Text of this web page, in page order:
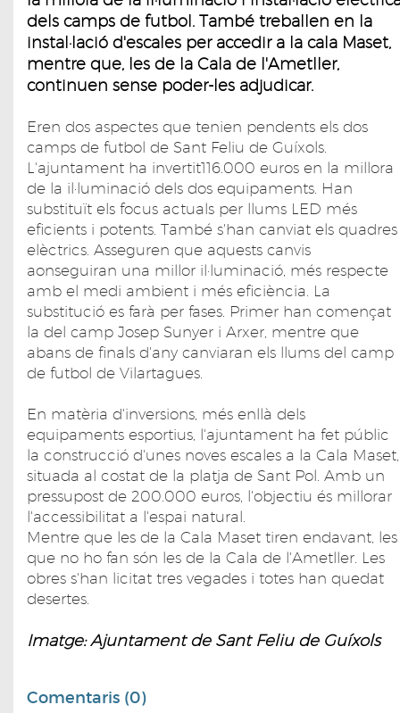
dels camps de futbol. També treballen en la
instal·lació d'escales per accedir a la cala Maset,
mentre que, les de la Cala de l'Ametller,
continuen sense poder-les adjudicar.
Eren dos aspectes que tenien pendents els dos
camps de futbol de Sant Feliu de Guíxols.
L'ajuntament ha invertit116.000 euros en la millora
de la il·luminació dels dos equipaments. Han
substituït els focus actuals per llums LED més
eficients i potents. També s'han canviat els quadres
elèctrics. Asseguren que aquests canvis
aonseguiran una millor il·luminació, més respecte
amb el medi ambient i més eficiència. La
substitució es farà per fases. Primer han començat
la del camp Josep Sunyer i Arxer, mentre que
abans de finals d'any canviaran els llums del camp
de futbol de Vilartagues.
En matèria d'inversions, més enllà dels
equipaments esportius, l'ajuntament ha fet públic
la construcció d'unes noves escales a la Cala Maset,
situada al costat de la platja de Sant Pol. Amb un
pressupost de 200.000 euros, l'objectiu és millorar
l'accessibilitat a l'espai natural.
Mentre que les de la Cala Maset tiren endavant, les
que no ho fan són les de la Cala de l'Ametller. Les
obres s'han licitat tres vegades i totes han quedat
desertes.
Imatge: Ajuntament de Sant Feliu de Guíxols
Comentaris (0)